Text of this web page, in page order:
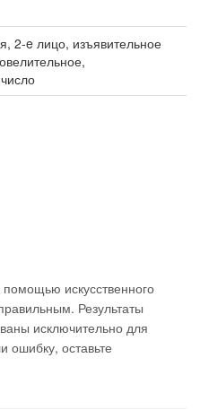
2-e лицо, изъявительное
искусственного
Результаты
исключительно для
ошибку, оставьте